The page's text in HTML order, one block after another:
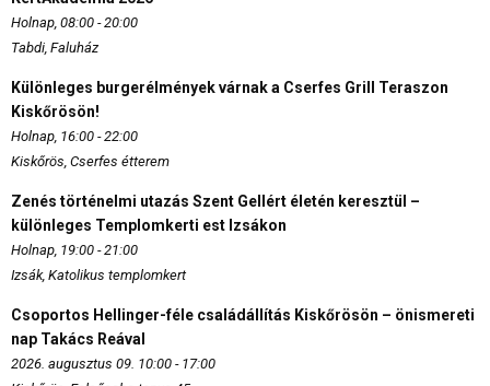
Holnap, 08:00 - 20:00
Tabdi, Faluház
Különleges burgerélmények várnak a Cserfes Grill Teraszon
Kiskőrösön!
Holnap, 16:00 - 22:00
Kiskőrös, Cserfes étterem
Zenés történelmi utazás Szent Gellért életén keresztül –
különleges Templomkerti est Izsákon
Holnap, 19:00 - 21:00
Izsák, Katolikus templomkert
Csoportos Hellinger-féle családállítás Kiskőrösön – önismereti
nap Takács Reával
2026. augusztus 09. 10:00 - 17:00